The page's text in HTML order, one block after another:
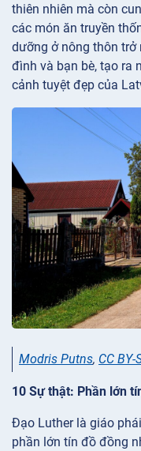
thiên nhiên mà còn
các món ăn truyền
dưỡng ở nông thôn trở
đình và bạn bè, tạo ra
cảnh tuyệt đẹp của
Modris Putns, CC BY-
10 Sự thật: Phần lớn
Đạo Luther là giáo
phần lớn tín đồ đồng